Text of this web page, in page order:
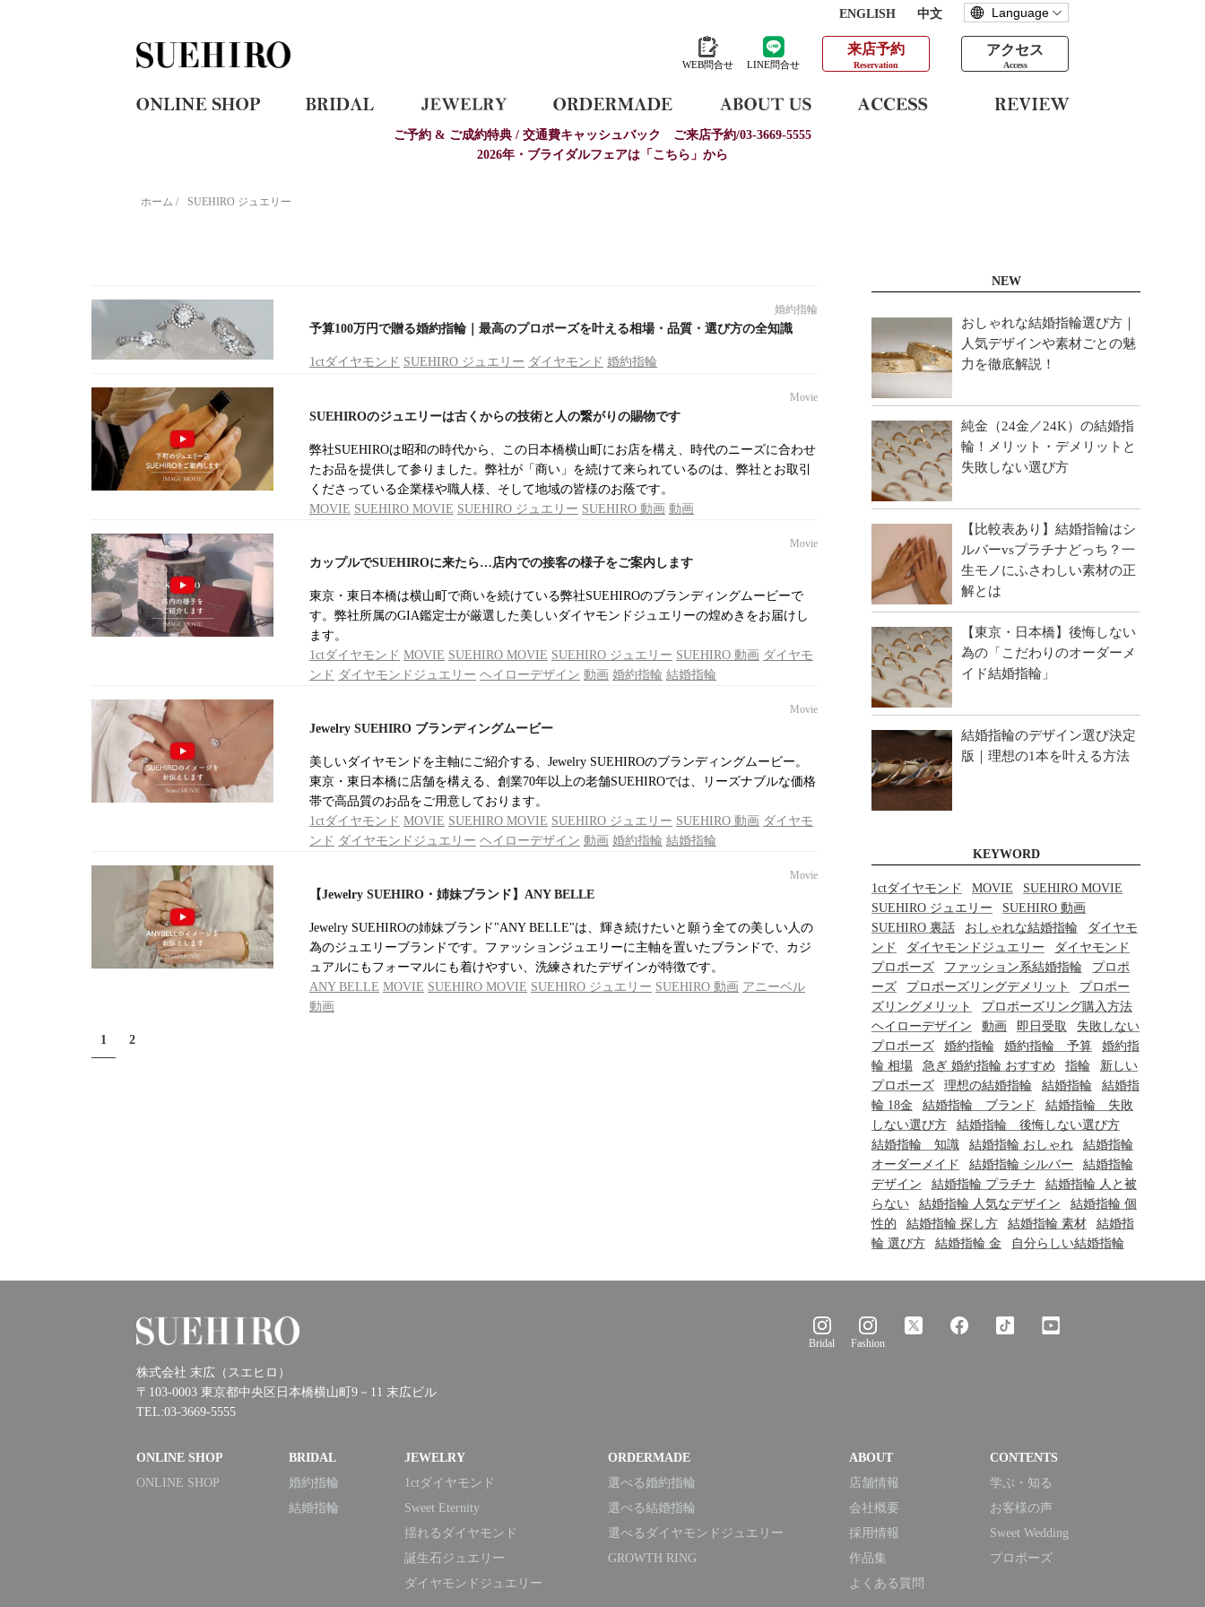
ENGLISH 中文
WEB問合せ LINE問合せ
来店予約
Reservation
アクセス
Access
ご予約 & ご成約特典 / 交通費キャッシュバック
ご来店予約/03-3669-5555
2026年・ブライダルフェアは「こちら」から
ホーム / SUEHIRO ジュエリー
婚約指輪
予算100万円で贈る婚約指輪｜最高のプロポーズを叶える相場・品質・選び方の全知識
1ctダイヤモンド SUEHIRO ジュエリー ダイヤモンド 婚約指輪
Movie
SUEHIROのジュエリーは古くからの技術と人の繋がりの賜物です
弊社SUEHIROは昭和の時代から、この日本橋横山町にお店を構え、時代のニーズに合わせ
たお品を提供して参りました。弊社が「商い」を続けて来られているのは、弊社とお取引
くださっている企業様や職人様、そして地域の皆様のお蔭です。
MOVIE SUEHIRO MOVIE SUEHIRO ジュエリー SUEHIRO 動画 動画
Movie
カップルでSUEHIROに来たら…店内での接客の様子をご案内します
東京・東日本橋は横山町で商いを続けている弊社SUEHIROのブランディングムービーで
す。弊社所属のGIA鑑定士が厳選した美しいダイヤモンドジュエリーの煌めきをお届けし
ます。
1ctダイヤモンド MOVIE SUEHIRO MOVIE SUEHIRO ジュエリー SUEHIRO 動画 ダイヤモ
ンド ダイヤモンドジュエリー ヘイローデザイン 動画 婚約指輪 結婚指輪
Movie
Jewelry SUEHIRO ブランディングムービー
美しいダイヤモンドを主軸にご紹介する、Jewelry SUEHIROのブランディングムービー。
東京・東日本橋に店舗を構える、創業70年以上の老舗SUEHIROでは、リーズナブルな価格
帯で高品質のお品をご用意しております。
1ctダイヤモンド MOVIE SUEHIRO MOVIE SUEHIRO ジュエリー SUEHIRO 動画 ダイヤモ
ンド ダイヤモンドジュエリー ヘイローデザイン 動画 婚約指輪 結婚指輪
Movie
【Jewelry SUEHIRO・姉妹ブランド】ANY BELLE
Jewelry SUEHIROの姉妹ブランド"ANY BELLE"は、輝き続けたいと願う全ての美しい人の
為のジュエリーブランドです。ファッションジュエリーに主軸を置いたブランドで、カジ
ュアルにもフォーマルにも着けやすい、洗練されたデザインが特徴です。
ANY BELLE MOVIE SUEHIRO MOVIE SUEHIRO ジュエリー SUEHIRO 動画 アニーベル
動画
1 2
NEW
おしゃれな結婚指輪選び方｜
人気デザインや素材ごとの魅
力を徹底解説！
純金（24金／24K）の結婚指
輪！メリット・デメリットと
失敗しない選び方
【比較表あり】結婚指輪はシ
ルバーvsプラチナどっち？一
生モノにふさわしい素材の正
解とは
【東京・日本橋】後悔しない
為の「こだわりのオーダーメ
イド結婚指輪」
結婚指輪のデザイン選び決定
版｜理想の1本を叶える方法
KEYWORD
1ctダイヤモンド MOVIE
SUEHIRO MOVIE
SUEHIRO ジュエリー
SUEHIRO 動画
SUEHIRO 裏話
おしゃれな結婚指輪
ダイヤモ
ンド
ダイヤモンドジュエリー
ダイヤモンド
プロポーズ
ファッション系結婚指輪
プロポ
ーズ
プロポーズリングデメリット
プロポー
ズリングメリット
プロポーズリング購入方法
ヘイローデザイン
動画 即日受取
失敗しない
プロポーズ
婚約指輪 婚約指輪 予算
婚約指
輪 相場
急ぎ 婚約指輪 おすすめ 指輪
新しい
プロポーズ
理想の結婚指輪 結婚指輪
結婚指
輪 18金
結婚指輪 ブランド
結婚指輪 失敗
しない選び方
結婚指輪 後悔しない選び方
結婚指輪 知識
結婚指輪 おしゃれ
結婚指輪
オーダーメイド
結婚指輪 シルバー
結婚指輪
デザイン
結婚指輪 プラチナ
結婚指輪 人と被
らない
結婚指輪 人気なデザイン
結婚指輪 個
性的
結婚指輪 探し方 結婚指輪 素材
結婚指
輪 選び方
結婚指輪 金 自分らしい結婚指輪
株式会社 末広（スエヒロ）
〒103-0003 東京都中央区日本橋横山町9－11 末広ビル
TEL:03-3669-5555
Bridal Fashion
ONLINE SHOP
ONLINE SHOP
BRIDAL
婚約指輪
結婚指輪
JEWELRY
1ctダイヤモンド
Sweet Eternity
揺れるダイヤモンド
誕生石ジュエリー
ダイヤモンドジュエリー
ORDERMADE
選べる婚約指輪
選べる結婚指輪
選べるダイヤモンドジュエリー
GROWTH RING
ABOUT
店舗情報
会社概要
採用情報
作品集
よくある質問
CONTENTS
学ぶ・知る
お客様の声
Sweet Wedding
プロポーズ